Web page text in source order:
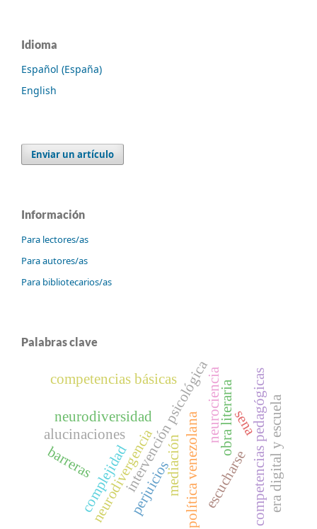
Idioma
Español (España)
English
Enviar un artículo
Información
Para lectores/as
Para autores/as
Para bibliotecarios/as
Palabras clave
intervención psicológica
política venezolana
neurodivergencia
neurodiversidad
competencias básicas neurociencia
mediación
obra literaria
complejidad
sena
alucinaciones competencias pedagógicas
barreras era digital y escuela
escucharse
perjuicios